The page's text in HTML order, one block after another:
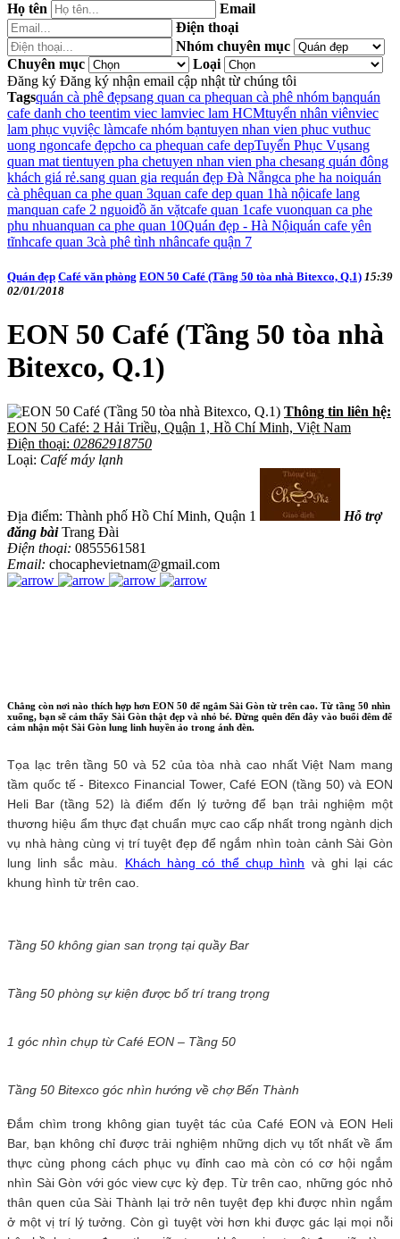
Họ tên
Email
Điện thoại
Nhóm chuyên mục
Chuyên mục
Loại
Đăng ký Đăng ký nhận email cập nhật từ chúng tôi
Tagsquán cà phê đẹpsang quan ca phequan cà phê nhóm bạnquán
cafe danh cho teentim viec lamviec lam HCMtuyển nhân viênviec
lam phục vụviệc làmcafe nhóm bạntuyen nhan vien phuc vuthuc
uong ngoncafe đẹpcho ca phequan cafe depTuyển Phục Vụsang
quan mat tientuyen pha chetuyen nhan vien pha chesang quán đông
khách giá rẻ.sang quan gia requán đẹp Đà Nẵngca phe ha noiquán
cà phêquan ca phe quan 3quan cafe dep quan 1hà nộicafe lang
manquan cafe 2 nguoiđồ ăn vặtcafe quan 1cafe vuonquan ca phe
phu nhuanquan ca phe quan 10Quán đẹp - Hà Nộiquán cafe yên
tĩnhcafe quan 3cà phê tình nhâncafe quận 7
Quán đẹp Café văn phòng EON 50 Café (Tầng 50 tòa nhà Bitexco, Q.1) 15:39
02/01/2018
EON 50 Café (Tầng 50 tòa nhà
Bitexco, Q.1)
Thông tin liên hệ:
EON 50 Café: 2 Hải Triều, Quận 1, Hồ Chí Minh, Việt Nam
Điện thoại: 02862918750
Loại: Café máy lạnh
Địa điểm: Thành phố Hồ Chí Minh, Quận 1
Hỗ trợ
đăng bàiTrang Đài
Điện thoại: 0855561581
Email: chocaphevietnam@gmail.com
Chẳng còn nơi nào thích hợp hơn EON 50 để ngắm Sài Gòn từ trên cao. Từ tầng 50 nhìn
xuống, bạn sẽ cảm thấy Sài Gòn thật đẹp và nhỏ bé. Đừng quên đến đây vào buổi đêm để
cảm nhận một Sài Gòn lung linh huyền ảo trong ánh đèn.
Tọa lạc trên tầng 50 và 52 của tòa nhà cao nhất Việt Nam mang
tầm quốc tế - Bitexco Financial Tower, Café EON (tầng 50) và EON
Heli Bar (tầng 52) là điểm đến lý tưởng để bạn trải nghiệm một
thương hiệu ẩm thực đạt chuẩn mực cao cấp nhất trong ngành dịch
vụ nhà hàng cùng vị trí tuyệt đẹp để ngắm nhìn toàn cảnh Sài Gòn
lung linh sắc màu. Khách hàng có thể chụp hình và ghi lại các
khung hình từ trên cao.
Tầng 50 không gian san trọng tại quầy Bar
Tầng 50 phòng sự kiện được bố trí trang trọng
1 góc nhìn chụp từ Café EON – Tầng 50
Tầng 50 Bitexco góc nhìn hướng về chợ Bến Thành
Đắm chìm trong không gian tuyệt tác của Café EON và EON Heli
Bar, bạn không chỉ được trải nghiệm những dịch vụ tốt nhất về ẩm
thực cùng phong cách phục vụ đỉnh cao mà còn có cơ hội ngắm
nhìn Sài Gòn với góc view cực kỳ đẹp. Từ trên cao, những góc nhỏ
thân quen của Sài Thành lại trở nên tuyệt đẹp khi được nhìn ngắm
ở một vị trí lý tưởng. Còn gì tuyệt vời hơn khi được gác lại mọi nỗi